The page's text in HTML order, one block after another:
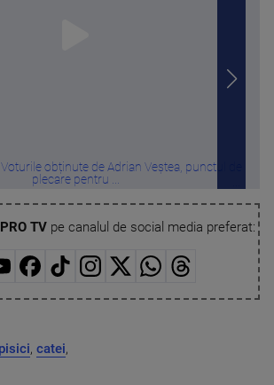
Voturile obținute de Adrian Veștea, punctul de
plecare pentru ...
TVpe canalul de social media preferat:
pisici, catei,